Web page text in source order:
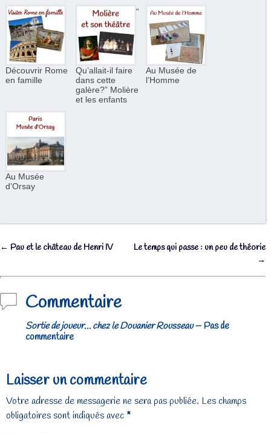
Découvrir Rome
en famille
“
Qu’allait-il faire
dans cette
galère?” Molière
et les enfants
Au Musée de
l’Homme
Au Musée
d’Orsay
← Pau et le château de Henri IV
Le temps qui passe : un peu de théorie
→
Commentaire
Sortie de joueur… chez le Douanier Rousseau— Pas de
commentaire
Laisser un commentaire
Votre adresse de messagerie ne sera pas publiée. Les champs
obligatoires sont indiqués avec *